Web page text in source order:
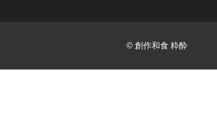
©創作和食 粋酔